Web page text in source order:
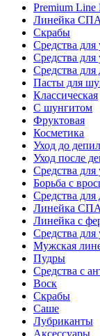
Premium Line
Линейка СПА
Скрабы
Средства
Средства для
Средства
Пасты для
Классическая
С шунгитом
Фруктовая
Косметика
Уход до
Уход после
Средства
Борьба с
Средства
Линейка СПА
Линейка с
Средства для
Мужская
Пудры
Средства с
Воск
Скрабы
Саше
Лубриканты
Аксессуары